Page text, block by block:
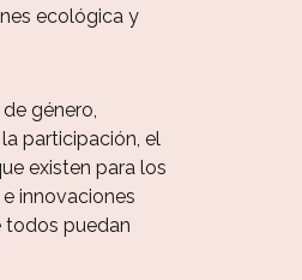
ecológica y
género,
participación, el
existen para los
innovaciones
todos puedan